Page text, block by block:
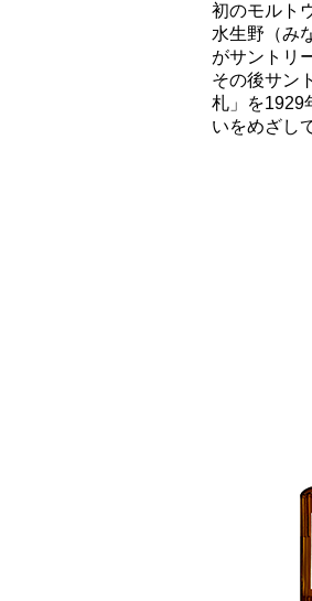
初のモルト
水生野（み
がサントリ
その後サン
札」を1929
いをめざし